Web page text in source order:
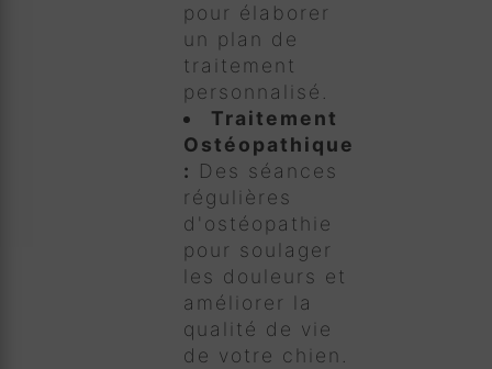
pour élaborer
un plan de
traitement
personnalisé.
Traitement
Ostéopathique
: Des séances
régulières
d'ostéopathie
pour soulager
les douleurs et
améliorer la
qualité de vie
de votre chien.